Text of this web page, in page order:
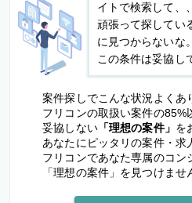
イトで検索して、、
頑張って探してい
に見つからないな。
この条件は妥協し
案件探しでこんな状況よくあ
フリコンの取扱い案件の85%
妥協しない「理想の案件」 を
あなたにピッタリの案件・求
フリコンであなた専属のコン
「理想の案件」を見つけませ